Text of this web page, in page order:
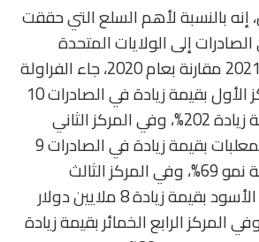
إنه بالنسبة لأهم السلع التي حققت
إلى الولايات المتحدة
الأمريكية في عام 2021 مقارنة بعام 2020، جاء الفراولة
المجمدة في المركز الأول بقيمة زيادة في الصادرات 10
ملايين دولار وبنسبة زيادة 202%، وفي المركز الثاني
محضرات الخضر والمعلبات بقيمة زيادة في الصادرات 9
ملايين دولار وبنسبة نمو 69%، وفي المركز الثالث
المولاس والعسل الأسود بقيمة زيادة 8 ملايين دولار
نمو 143%، وفي المركز الرابع الخمائر بقيمة زيادة